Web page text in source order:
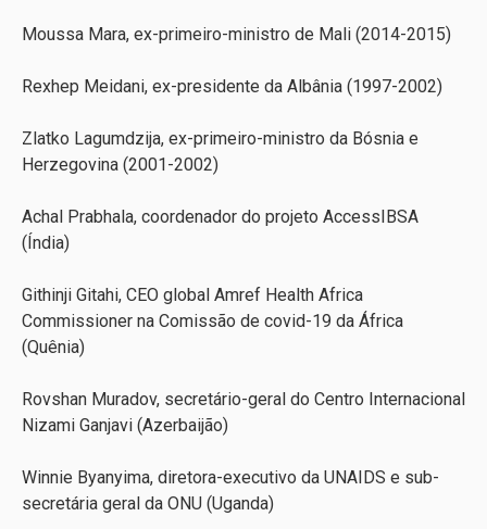
Moussa Mara, ex-primeiro-ministro de Mali (2014-2015)
Rexhep Meidani, ex-presidente da Albânia (1997-2002)
Zlatko Lagumdzija, ex-primeiro-ministro da Bósnia e
Herzegovina (2001-2002)
Achal Prabhala, coordenador do projeto AccessIBSA
(Índia)
Githinji Gitahi, CEO global Amref Health Africa
Commissioner na Comissão de covid-19 da África
(Quênia)
Rovshan Muradov, secretário-geral do Centro Internacional
Nizami Ganjavi (Azerbaijão)
Winnie Byanyima, diretora-executivo da UNAIDS e sub-
secretária geral da ONU (Uganda)